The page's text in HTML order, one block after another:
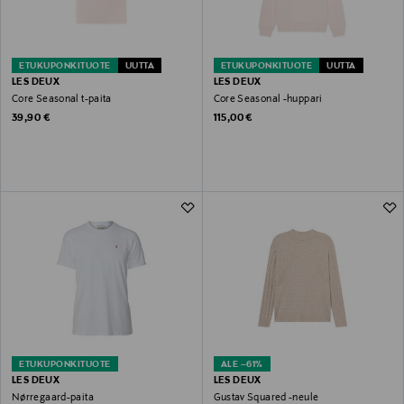
ETUKUPONKITUOTE UUTTA
LES DEUX
Core Seasonal t-paita
Original Price
39,90 €
ETUKUPONKITUOTE UUTTA
LES DEUX
Core Seasonal -huppari
Original Price
115,00 €
ETUKUPONKITUOTE
LES DEUX
Nørregaard-paita
ALE –61%
LES DEUX
Gustav Squared -neule